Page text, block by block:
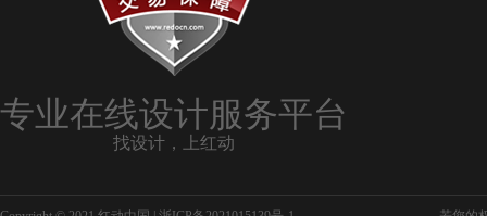
专业在线设计服务平台
找设计，上红动